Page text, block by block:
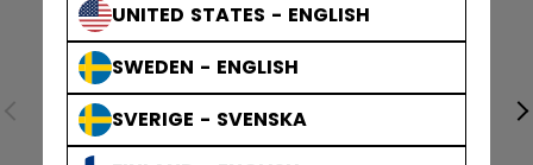
UNITED STATES - ENGLISH
SWEDEN - ENGLISH
SVERIGE - SVENSKA